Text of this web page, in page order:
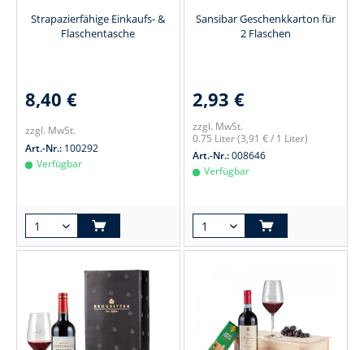
Strapazierfähige Einkaufs- &
Flaschentasche
8,40 €
zzgl. MwSt.
Art.-Nr.: 100292
Verfügbar
Sansibar Geschenkkarton für
2 Flaschen
2,93 €
zzgl. MwSt.
0.75 Liter(3,91 € / 1 Liter)
Art.-Nr.:008646
Verfügbar